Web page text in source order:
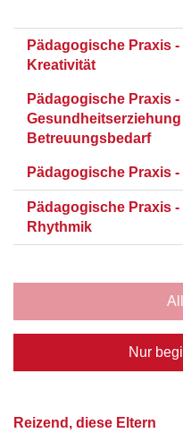
Pädagogische Praxis
Kreativität
Pädagogische Praxis -
Betreuungsbedarf
Pädagogische Praxis
Pädagogische Praxis
Rhythmik
Nur
Reizend, diese Eltern